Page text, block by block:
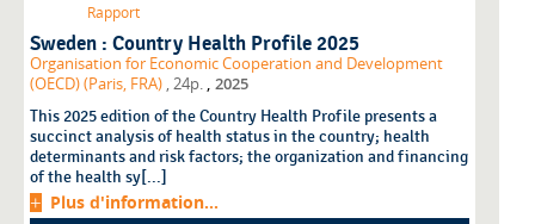
Rapport
Sweden : Country Health Profile 2025
Organisation for Economic Cooperation and Development
(OECD) (Paris, FRA) , 24p. , 2025
This 2025 edition of the Country Health Profile presents a
succinct analysis of health status in the country; health
determinants and risk factors; the organization and financing
of the health sy[...]
Plus d'information...